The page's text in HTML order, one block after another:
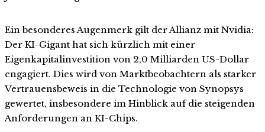
Ein besonderes Augenmerk gilt der Allianz mit Nvidia:
Der KI-Gigant hat sich kürzlich mit einer
Eigenkapitalinvestition von 2,0 Milliarden US-Dollar
engagiert. Dies wird von Marktbeobachtern als starker
Vertrauensbeweis in die Technologie von Synopsys
gewertet, insbesondere im Hinblick auf die steigenden
Anforderungen an KI-Chips.